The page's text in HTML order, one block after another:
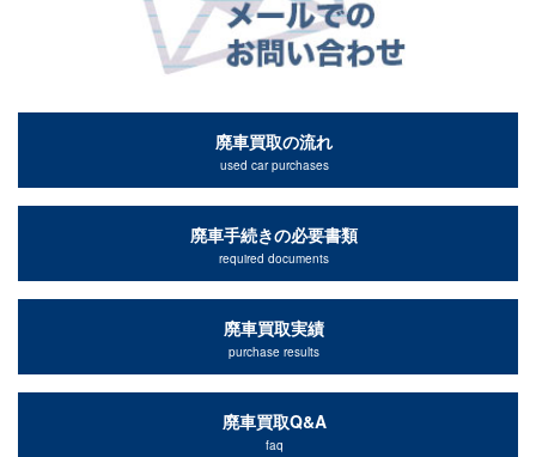
廃車買取の流れ
used car purchases
廃車手続きの必要書類
required documents
廃車買取実績
purchase results
廃車買取Q&A
faq